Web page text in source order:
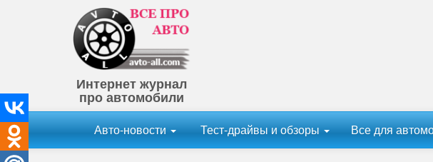
Интернет журнал
про автомобили
Авто-новости Тест-драйвы и обзоры Все для